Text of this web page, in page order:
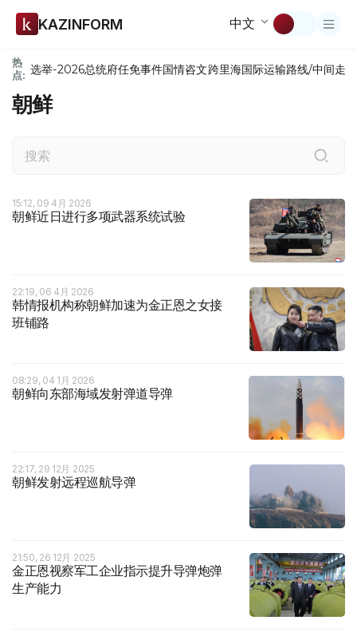
KAZINFORM 中文
热
点: 选举-2026总统府任免事件国情咨文跨里海国际运输路线/中间走廊
朝鲜
15:12, 09 4月 2026
朝鲜近日进行多项武器系统试验
22:19, 06 4月 2026
韩情报机构称朝鲜加速为金正恩之女接
班铺路
08:29, 04 1月 2026
朝鲜向东部海域发射弹道导弹
22:17, 29 12月 2025
朝鲜发射远程巡航导弹
21:50, 26 12月 2025
金正恩视察军工企业指示提升导弹炮弹
生产能力